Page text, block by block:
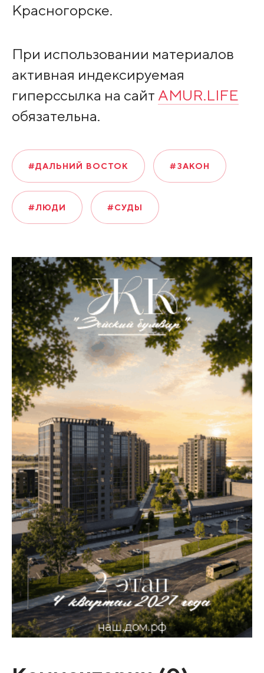
Красногорске.
При использовании материалов
активная индексируемая
гиперссылка на сайт AMUR.LIFE
обязательна.
#ДАЛЬНИЙ ВОСТОК #ЗАКОН
#ЛЮДИ #СУДЫ